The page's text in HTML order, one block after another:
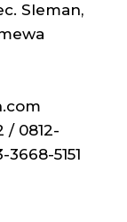
Sleman,
/ 0812-
3668-5151